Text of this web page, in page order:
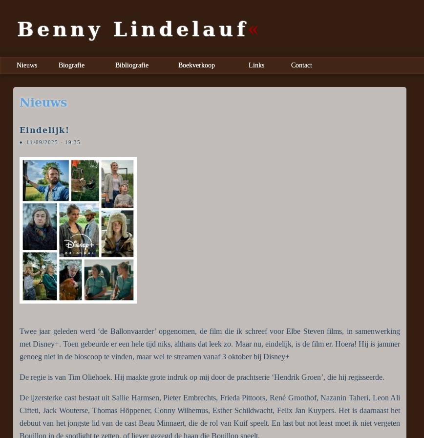
Benny Lindelauf
Nieuws Biografie Bibliografie Boekverkoop Links Contact
Nieuws
Eindelijk!
♦ 11/09/2025 · 19:35
Twee jaar geleden werd ‘de Ballonvaarder’ opgenomen, de film die ik schreef voor Elbe Steven films, in samenwerking
met Disney+. Toen gebeurde er een hele tijd niks, althans dat leek zo. Maar nu, eindelijk, is de film er. Hoera! Hij is jammer
genoeg niet in de bioscoop te vinden, maar wel te streamen vanaf 3 oktober bij Disney+
De regie is van Tim Oliehoek. Hij maakte grote indruk op mij door de prachtserie ‘Hendrik Groen’, die hij regisseerde.
De ijzersterke cast bestaat uit Sallie Harmsen, Pieter Embrechts, Frieda Pittoors, René Groothof, Nazanin Taheri, Leon Ali
Cifteti, Jack Wouterse, Thomas Höppener, Conny Wilhemus, Esther Schildwacht, Felix Jan Kuypers. Het is daarnaast het
debuut van het jongste lid van de cast Beau Minnaert, die de rol van Kuif speelt. En last but not least moet ik niet vergeten
Bouillon in de spotlight te zetten, of liever gezegd de haan die Bouillon speelt.